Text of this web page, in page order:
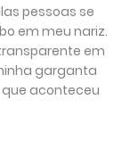
pessoas se
em meu nariz.
em
garganta
que aconteceu